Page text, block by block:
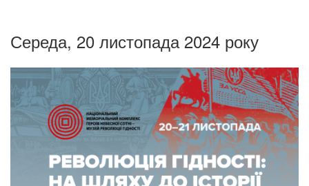
Середа, 20 листопада 2024 року